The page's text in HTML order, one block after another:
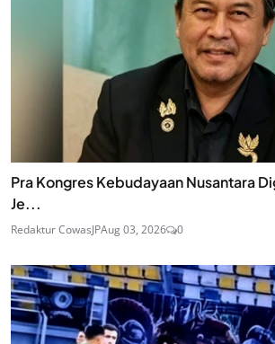
Pra Kongres Kebudayaan Nusantara
Je...
Redaktur CowasJPAug 03, 2026 0